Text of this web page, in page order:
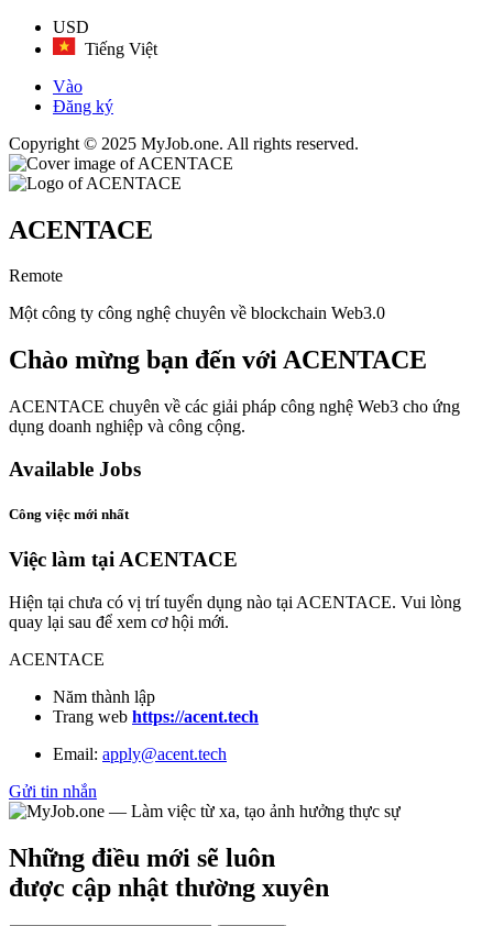
USD
Tiếng Việt
Vào
Đăng ký
Copyright © 2025 MyJob.one. All rights reserved.
ACENTACE
Remote
Một công ty công nghệ chuyên về blockchain Web3.0
Chào mừng bạn đến với ACENTACE
ACENTACE chuyên về các giải pháp công nghệ Web3 cho ứng
dụng doanh nghiệp và công cộng.
Available Jobs
Công việc mới nhất
Việc làm tại ACENTACE
Hiện tại chưa có vị trí tuyển dụng nào tại ACENTACE. Vui lòng
quay lại sau để xem cơ hội mới.
ACENTACE
Năm thành lập
Trang web https://acent.tech
Email: apply@acent.tech
Gửi tin nhắn
Những điều mới sẽ luôn
được cập nhật thường xuyên